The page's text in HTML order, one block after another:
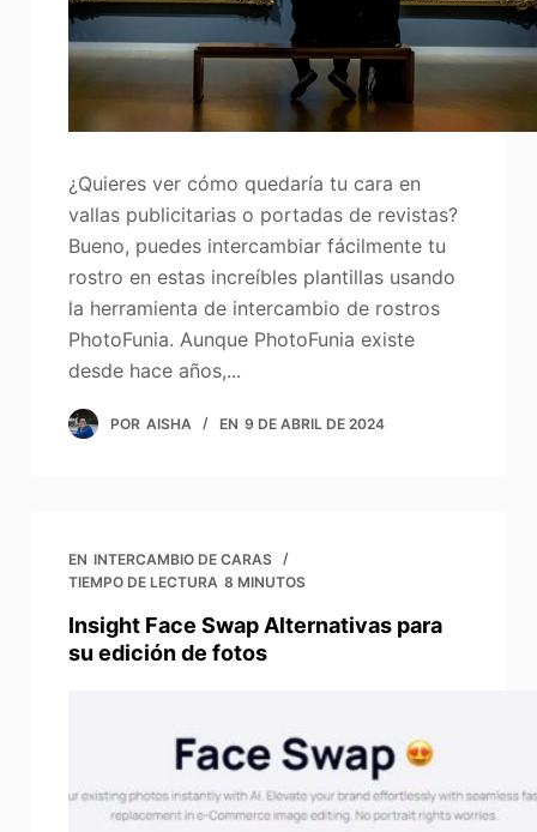
¿Quieres ver cómo quedaría tu cara en
vallas publicitarias o portadas de revistas?
Bueno, puedes intercambiar fácilmente tu
rostro en estas increíbles plantillas usando
la herramienta de intercambio de rostros
PhotoFunia. Aunque PhotoFunia existe
desde hace años,...
POR AISHA EN 9 DE ABRIL DE 2024
EN INTERCAMBIO DE CARAS
TIEMPO DE LECTURA 8 MINUTOS
Insight Face Swap Alternativas para
su edición de fotos